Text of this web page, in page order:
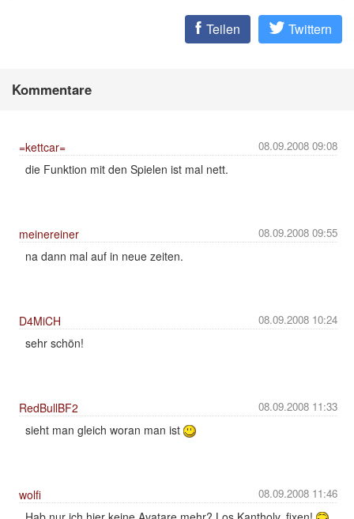
Teilen Twittern
Kommentare
08.09.2008 09:08
=kettcar=
die Funktion mit den Spielen ist mal nett.
08.09.2008 09:55
meinereiner
na dann mal auf in neue zeiten.
08.09.2008 10:24
D4MiCH
sehr schön!
08.09.2008 11:33
RedBullBF2
sieht man gleich woran man ist
08.09.2008 11:46
wolfi